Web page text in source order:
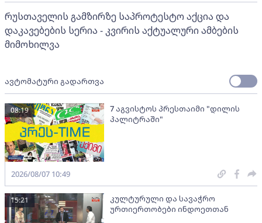
რუსთაველის გამზირზე საპროტესტო აქცია და
დაკავებების სერია - კვირის აქტუალური ამბების
მიმოხილვა
ავტომატური გადართვა
7 აგვისტოს პრესთაიმი "დილის
პალიტრაში"
08:19
2026/08/07 10:49
კულტურული და სავაჭრო
ურთიერთობები ინდოეთთან
15:21